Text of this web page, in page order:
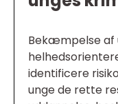
Bekæmpelse
identificere
unge de rette